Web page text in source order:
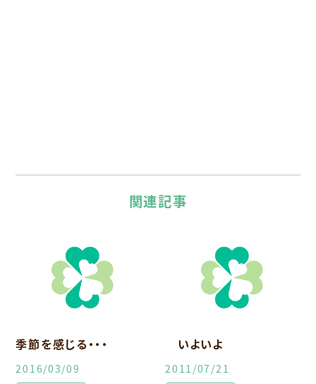
関連記事
季節を感じる・・・
2016/03/09
いよいよ
2011/07/21